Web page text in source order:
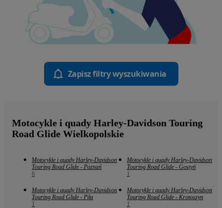
Zapisz filtry wyszukiwania
Motocykle i quady Harley-Davidson Touring
Road Glide Wielkopolskie
Motocykle i quady Harley-Davidson
Touring Road Glide - Poznań
8
Motocykle i quady Harley-Davidson
Touring Road Glide - Gostyń
1
Motocykle i quady Harley-Davidson
Touring Road Glide - Piła
1
Motocykle i quady Harley-Davidson
Touring Road Glide - Krotoszyn
1